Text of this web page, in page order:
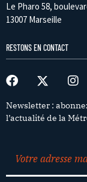
Le Pharo 58,
13007 Marseille
RESTONS EN CONTACT
Newsletter :
l’actualité de la